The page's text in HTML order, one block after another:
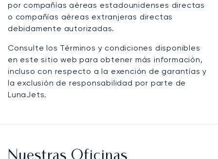
por compañías aéreas estadounidenses directas
o compañías aéreas extranjeras directas
debidamente autorizadas.
Consulte los Términos y condiciones disponibles
en este sitio web para obtener más información,
incluso con respecto a la exención de garantías y
la exclusión de responsabilidad por parte de
LunaJets.